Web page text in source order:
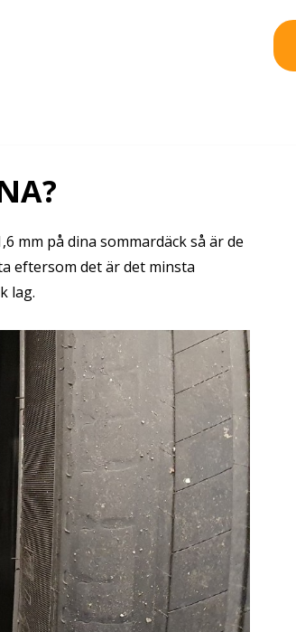
mm på dina sommardäck så är de
eftersom det är det minsta
lag.